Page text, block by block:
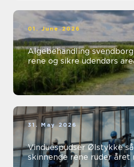
01. June 2026
Algebehandling svendborg sådan får
rene og sikre udendørs
31. May 2026
Vinduespudser Ølstykke sådan får du
skinnende rene ruder året